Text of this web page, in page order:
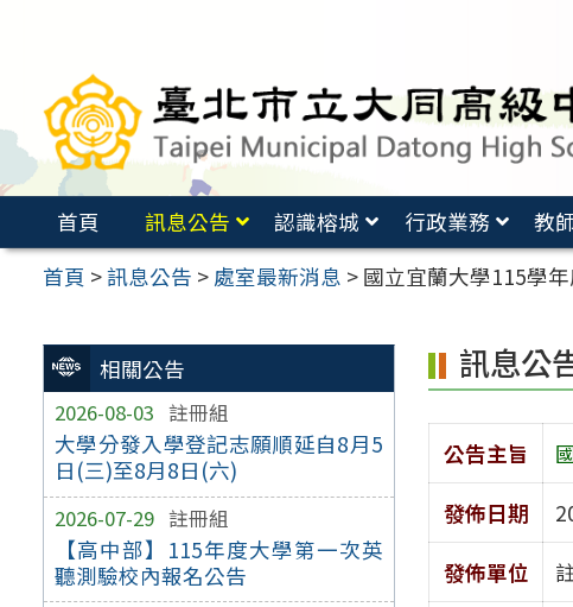
要
容
首頁 訊息公告 認識榕城 行政業務 教
首頁 >訊息公告 > 處室最新消息 > 國立宜蘭大學115學
相關公告
2026-08-03 註冊組
大學分發入學登記志願順延自8月5
日(三)至8月8日(六)
2026-07-29 註冊組
【高中部】115年度大學第一次英
聽測驗校內報名公告
訊息公
公告主旨
發佈日期
發佈單位